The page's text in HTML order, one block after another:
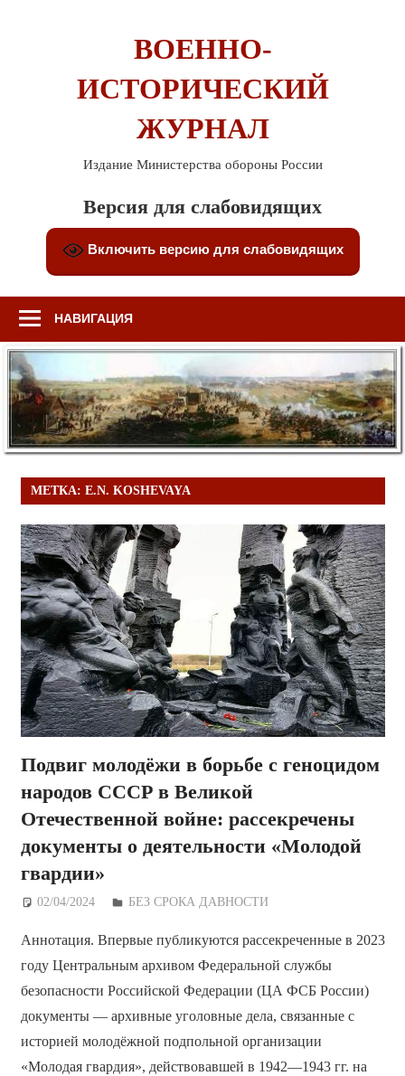
ВОЕННО-
ИСТОРИЧЕСКИЙ
ЖУРНАЛ
Издание Министерства обороны России
Версия для слабовидящих
Включить версию для слабовидящих
НАВИГАЦИЯ
МЕТКА: E.N. KOSHEVAYA
Подвиг молодёжи в борьбе с геноцидом
народов СССР в Великой
Отечественной войне: рассекречены
документы о деятельности «Молодой
гвардии»
02/04/2024 Дежурный по Редакции
БЕЗ СРОКА ДАВНОСТИ
Аннотация. Впервые публикуются рассекреченные в 2023
году Центральным архивом Федеральной службы
безопасности Российской Федерации (ЦА ФСБ России)
документы — архивные уголовные дела, связанные с
историей молодёжной подпольной организации
«Молодая гвардия», действовавшей в 1942—1943 гг. на